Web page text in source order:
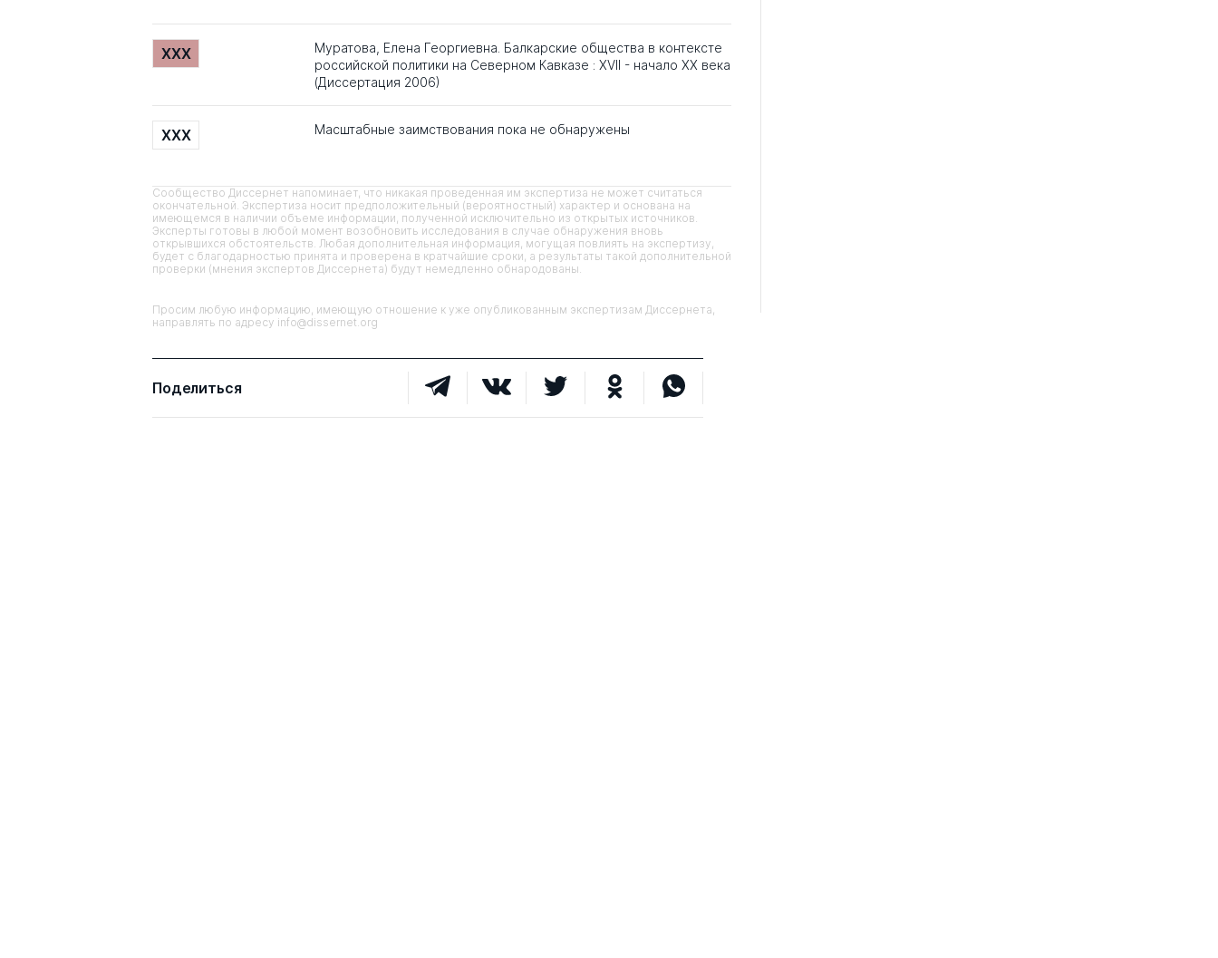
XXX
Муратова, Елена Георгиевна. Балкарские общества в контексте
российской политики на Северном Кавказе : XVII - начало XX века
(Диссертация 2006)
XXX Масштабные заимствования пока не обнаружены
Сообщество Диссернет напоминает, что никакая проведенная им экспертиза не может считаться
окончательной. Экспертиза носит предположительный (вероятностный) характер и основана на
имеющемся в наличии объеме информации, полученной исключительно из открытых источников.
Эксперты готовы в любой момент возобновить исследования в случае обнаружения вновь
открывшихся обстоятельств. Любая дополнительная информация, могущая повлиять на экспертизу,
будет с благодарностью принята и проверена в кратчайшие сроки, а результаты такой дополнительной
проверки (мнения экспертов Диссернета) будут немедленно обнародованы.
Просим любую информацию, имеющую отношение к уже опубликованным экспертизам Диссернета,
направлять по адресу info@dissernet.org
Поделиться